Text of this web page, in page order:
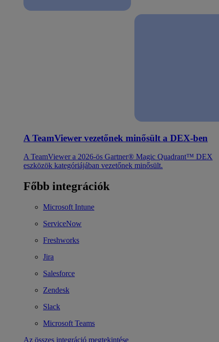
A TeamViewer vezetőnek minősült a DEX-ben
A TeamViewer a 2026-ös Gartner® Magic Quadrant™ DEX
eszközök kategóriájában vezetőnek minősült.
Főbb integrációk
Microsoft Intune
ServiceNow
Freshworks
Jira
Salesforce
Zendesk
Slack
Microsoft Teams
Az összes integráció megtekintése